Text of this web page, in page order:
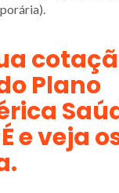
Plano
e veja